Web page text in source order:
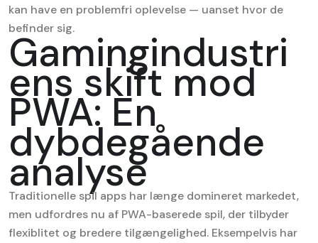
kan have en problemfri oplevelse — uanset hvor de
befinder sig.
Gamingindustri
ens skift mod
PWA: En
dybdegående
analyse
Traditionelle spil apps har længe domineret markedet,
men udfordres nu af PWA-baserede spil, der tilbyder
flexiblitet og bredere tilgængelighed. Eksempelvis har